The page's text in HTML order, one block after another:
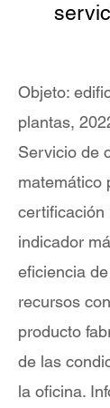
Objeto:
plantas,
Servicio de
matemático
certificación
indicador
eficiencia
recursos
producto
de las
la oficina.